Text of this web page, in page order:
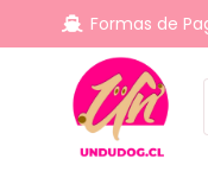
Formas de